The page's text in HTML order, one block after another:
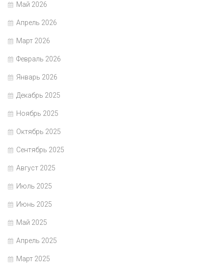
Май 2026
Апрель 2026
Март 2026
Февраль 2026
Январь 2026
Декабрь 2025
Ноябрь 2025
Октябрь 2025
Сентябрь 2025
Август 2025
Июль 2025
Июнь 2025
Май 2025
Апрель 2025
Март 2025